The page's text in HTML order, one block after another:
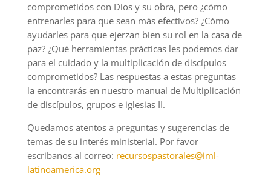
comprometidos con Dios y su obra, pero ¿cómo
entrenarles para que sean más efectivos? ¿Cómo
ayudarles para que ejerzan bien su rol en la casa de
paz?¿Qué herramientas prácticas lespodemos dar
para el cuidado y la multiplicación de discípulos
comprometidos?Las respuestas a estas preguntas
la encontrarásen nuestro manual de Multiplicación
de discípulos, grupos e iglesias II.
Quedamos atentos a preguntas y sugerencias de
temas de su interés ministerial. Por favor
escribanos al correo: recursospastorales@iml-
latinoamerica.org